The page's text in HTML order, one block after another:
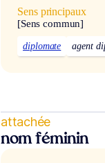
Sens principaux
[Sens commun]
diplomate agent
attachée
nom féminin